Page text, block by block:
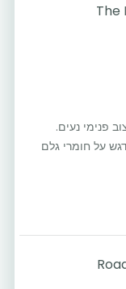
The
פנימי נעים.
על חומרי גלם